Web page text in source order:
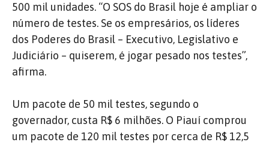
500 mil unidades. “O SOS do Brasil hoje é ampliar o
número de testes. Se os empresários, os líderes
dos Poderes do Brasil – Executivo, Legislativo e
Judiciário – quiserem, é jogar pesado nos testes”,
afirma.
Um pacote de 50 mil testes, segundo o
governador, custa R$ 6 milhões. O Piauí comprou
um pacote de 120 mil testes por cerca de R$ 12,5